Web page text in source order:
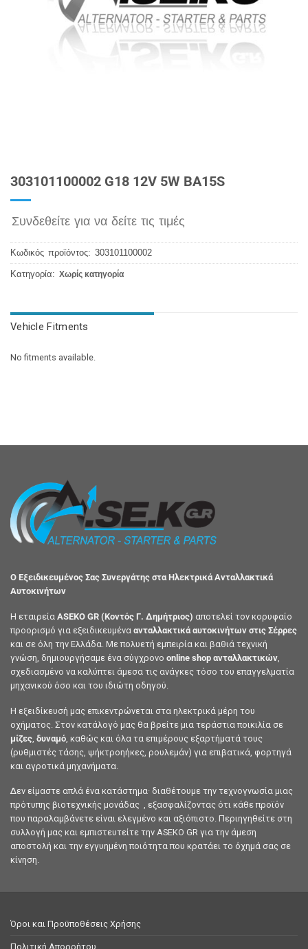
303101100002 G18 12V 5W BA15S
Συνδεθείτε για να δείτε τις τιμές
Κωδικός προϊόντος: 303101100002
Κατηγορία: Χωρίς κατηγορία
Vehicle Fitments
No fitments available.
Ο Εξειδικευμένος Σας Συνεργάτης στα Ηλεκτρικά Ανταλλακτικά
Αυτοκινήτων
Η εταιρεία ASEKO GR (Κοντός Γ. Δημήτριος) αποτελεί τον κορυφαίο
προορισμό για εξειδικευμένα ανταλλακτικά αυτοκινήτων στις Σέρρες
και σε όλη την Ελλάδα. Με πολυετή εμπειρία και βαθιά τεχνική
γνώση, δημιουργήσαμε ένα σύγχρονο online shop ανταλλακτικών,
σχεδιασμένο να καλύπτει άμεσα τις ανάγκες τόσο του επαγγελματία
μηχανικού όσο και του ιδιώτη οδηγού.
Η εξειδίκευσή μας επικεντρώνεται στα ηλεκτρικά μέρη του
οχήματος. Στον κατάλογό μας θα βρείτε μια τεράστια ποικιλία σε
μίζες δυναμό , καθώς και όλα τα επιμέρους εξαρτήματά τους
(ρυθμιστές τάσης, ψήκτροηήκες, ρουλεμάν) για επιβατικά, φορτηγά
και αγροτικά μηχανήματα.
Δεν είμαστε απλά ένα κατάστημα· διαθέτουμε την τεχνογνωσία μιας
πρότυπης βιοτεχνικής μονάδας , εξασφαλίζοντας ότι κάθε προϊόν
που παραλαμβάνετε είναι ελεγμένο και αξιόπιστο. Περιηγηθείτε στη
συλλογή μας και εμπιστευτείτε την ASEKO GR για την άμεση
αποστολή και την εγγυημένη ποιότητα που κρατάει το όχημά σας σε
κίνηση.
Όροι και Προϋποθέσεις Χρήσης
Πολιτική Απορρήτου